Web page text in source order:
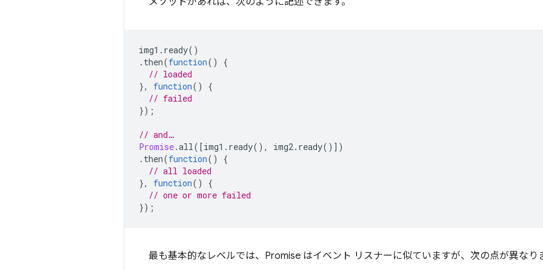
img1 . ready()
. then(function()
{
// loaded
},
function()
{
// failed
});
// and…
Promise.all([img1 . ready(), img2. ready()])
. then(function()
{
// all loaded
},
function()
{
// one or more failed
});
最も基本的なレベルでは、Promise はイベント リスナーに似ていますが、次の点が異なり